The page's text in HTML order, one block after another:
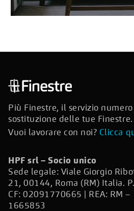
Più Finestre, il servizio
sostituzione delle tue Finestre.
Vuoi lavorare con noi? Clicca
HPF srl – Socio unico
Sede legale: Viale Giorgio
21, 00144, Roma (RM) Italia.
CF: 02091770665 | REA: RM –
1665853